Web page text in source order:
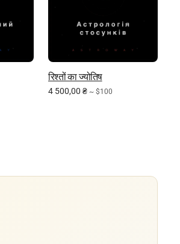
रिश्तों का ज्योतिष
4 500,00 ₴ ~ $100